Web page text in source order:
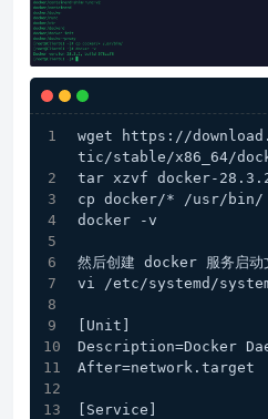
wget https://
tic/stable/x86_64/
tar xzvf docker-
cp docker/* /usr/bin/
docker -v
然后创建 docker 服务启动
vi /etc/systemd/
[Unit]
Description=Docker
After=network.target
[Service]